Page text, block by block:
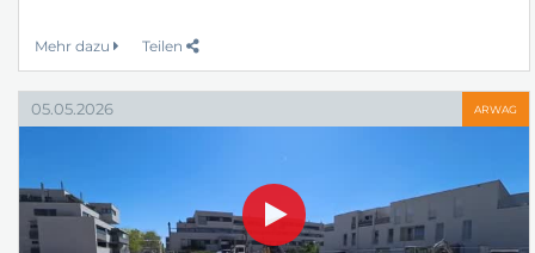
Mehr dazu Teilen
05.05.2026 ARWAG